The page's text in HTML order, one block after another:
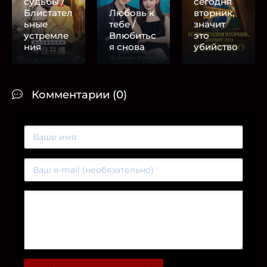
Блистател
ьные
устремле
ния
Любовь к
тебе /
Влюбитьс
я снова
вторник,
значит
это
убийство
Комментарии (0)